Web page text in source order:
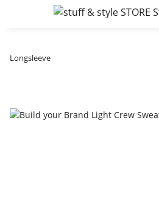
Longsleeve